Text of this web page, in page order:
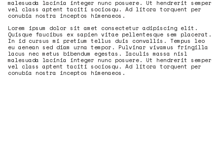
malesuada lacinia integer nunc posuere. Ut hendrerit semper
vel class aptent taciti sociosqu. Ad litora torquent per
conubia nostra inceptos himenaeos.
Lorem ipsum dolor sit amet consectetur adipiscing elit.
Quisque faucibus ex sapien vitae pellentesque sem placerat.
In id cursus mi pretium tellus duis convallis. Tempus leo
eu aenean sed diam urna tempor. Pulvinar vivamus fringilla
lacus nec metus bibendum egestas. Iaculis massa nisl
malesuada lacinia integer nunc posuere. Ut hendrerit semper
vel class aptent taciti sociosqu. Ad litora torquent per
conubia nostra inceptos himenaeos.